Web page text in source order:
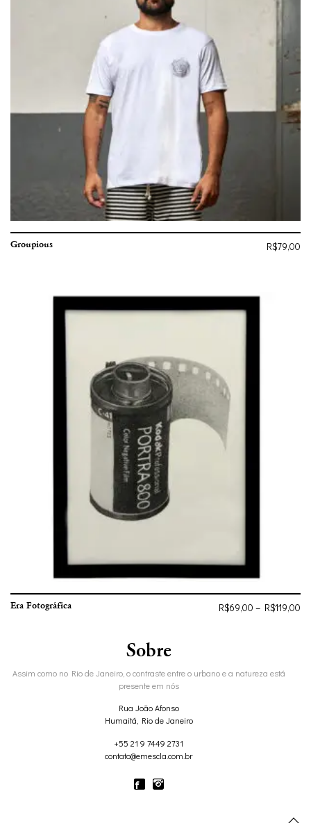
Sobre
Assim como no Rio de Janeiro, o contraste entre o urbano e a natureza está
presente em nós
Rua João Afonso
Humaitá, Rio de Janeiro
+55 21 9 7449 2731
contato@emescla.com.br
Groupious R$79,00
Era Fotográfica R$69,00 – R$119,00